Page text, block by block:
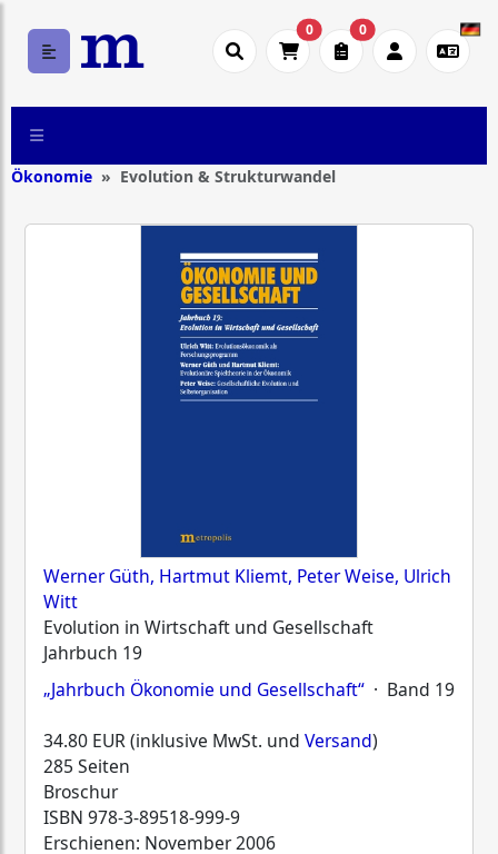
0 0
Ökonomie Evolution & Strukturwandel
Werner Güth, Hartmut Kliemt, Peter Weise, Ulrich
Witt
Evolution in Wirtschaft und Gesellschaft
Jahrbuch 19
„Jahrbuch Ökonomie und Gesellschaft“ · Band 19
34.80 EUR (inklusive MwSt. und Versand)
285 Seiten
Broschur
ISBN 978-3-89518-999-9
Erschienen: November 2006